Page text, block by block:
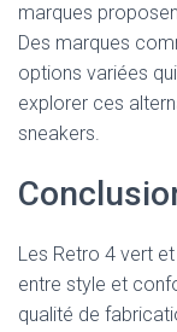
marques
Des marques
options variées
explorer ces
sneakers.
Les Retro 4 vert
entre style et
qualité de